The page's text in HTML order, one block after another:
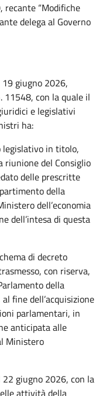
recante “Modifiche
delega al Governo
19 giugno 2026,
11548, con la quale il
e legislativi
ha:
legislativo in titolo,
riunione del Consiglio
delle prescritte
della
dell’economia
dell’intesa di questa
di decreto
con riserva,
della
fine dell’acquisizione
parlamentari, in
anticipata alle
Ministero
22 giugno 2026, con la
attività della